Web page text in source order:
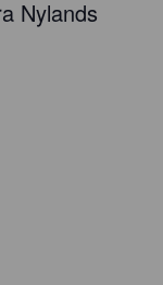
Nylands